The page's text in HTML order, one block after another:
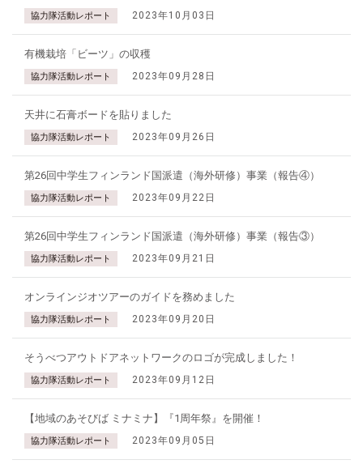
協力隊活動レポート 2023年10月03日
有機栽培「ビーツ」の収穫
協力隊活動レポート 2023年09月28日
天井に石膏ボードを貼りました
協力隊活動レポート 2023年09月26日
第26回中学生フィンランド国派遣（海外研修）事業（報告④）
協力隊活動レポート 2023年09月22日
第26回中学生フィンランド国派遣（海外研修）事業（報告③）
協力隊活動レポート 2023年09月21日
オンラインジオツアーのガイドを務めました
協力隊活動レポート 2023年09月20日
そうべつアウトドアネットワークのロゴが完成しました！
協力隊活動レポート 2023年09月12日
【地域のあそびば ミナミナ】『1周年祭』を開催！
協力隊活動レポート 2023年09月05日